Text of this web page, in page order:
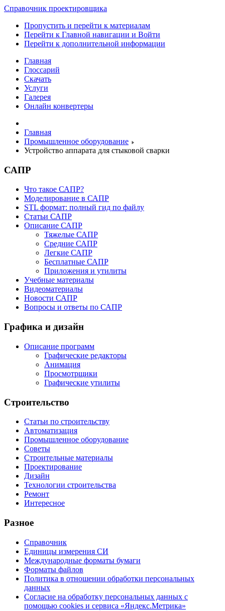
Справочник проектировщика
Пропустить и перейти к материалам
Перейти к Главной навигации и Войти
Перейти к дополнительной информации
Главная
Глоссарий
Скачать
Услуги
Галерея
Онлайн конвертеры
Главная
Промышленное оборудование
Устройство аппарата для стыковой сварки
САПР
Что такое САПР?
Моделирование в САПР
STL формат: полный гид по файлу
Статьи САПР
Описание САПР
Тяжелые САПР
Средние САПР
Легкие САПР
Бесплатные САПР
Приложения и утилиты
Учебные материалы
Видеоматериалы
Новости САПР
Вопросы и ответы по САПР
Графика и дизайн
Описание программ
Графические редакторы
Анимация
Просмотрщики
Графические утилиты
Строительство
Статьи по строительству
Автоматизация
Промышленное оборудование
Советы
Строительные материалы
Проектирование
Дизайн
Технологии строительства
Ремонт
Интересное
Разное
Справочник
Единицы измерения СИ
Международные форматы бумаги
Форматы файлов
Политика в отношении обработки персональных
данных
Согласие на обработку персональных данных с
помощью cookies и сервиса «Яндекс.Метрика»